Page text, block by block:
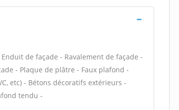
de façade - Ravalement de façade -
- Plaque de plâtre - Faux plafond -
etc) - Bétons décoratifs extérieurs -
tendu -